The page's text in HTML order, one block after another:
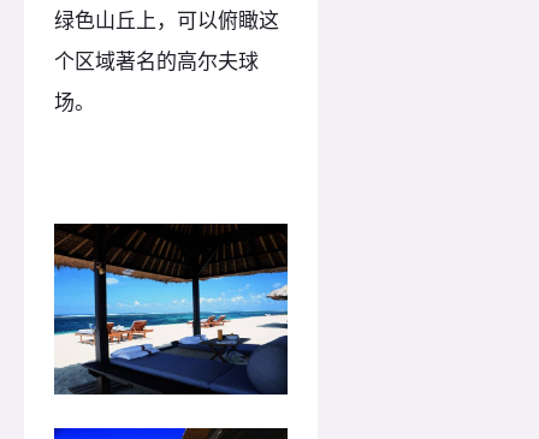
绿色山丘上，可以俯瞰这
个区域著名的高尔夫球
场。